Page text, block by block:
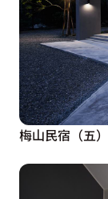
梅山民宿（五）